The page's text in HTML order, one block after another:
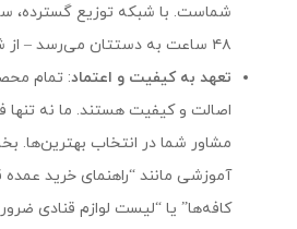
شماست. با شبکه توزیع گسترده،
۴۸ ساعت به دستتان می‌رسد – از شمال تا جنوب ایران.
تعهد به کیفیت و اعتماد: تمام
اصالت و کیفیت هستند. ما نه تنها
مشاور شما در انتخاب بهترین‌ها.
آموزشی مانند “راهنمای خرید عمده
کافه‌ها” یا “لیست لوازم قنادی